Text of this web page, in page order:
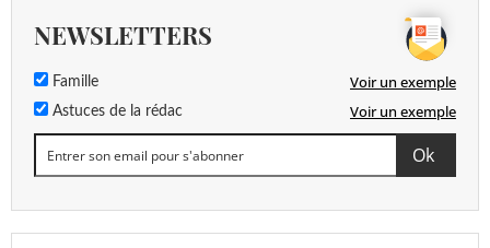
NEWSLETTERS
Famille Voir un exemple
Astuces de la rédac Voir un exemple